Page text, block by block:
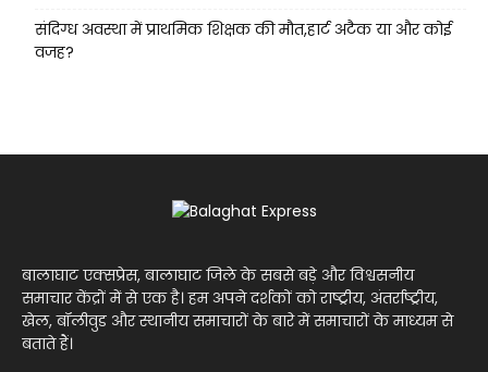
संदिग्ध अवस्था में प्राथमिक शिक्षक की मौत,हार्ट अटैक या और कोई
वजह?
बालाघाट एक्सप्रेस, बालाघाट जिले के सबसे बड़े और विश्वसनीय
समाचार केंद्रों में से एक है। हम अपने दर्शकों को राष्ट्रीय, अंतर्राष्ट्रीय,
खेल, बॉलीवुड और स्थानीय समाचारों के बारे में समाचारों के माध्यम से
बताते हैं।